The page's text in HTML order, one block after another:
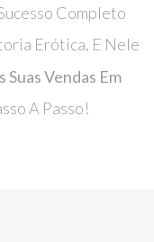
Completo
Erótica, E Nele
Suas Vendas Em
A Passo!